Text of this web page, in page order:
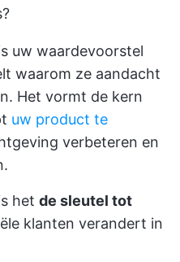
uw waardevoorstel
waarom ze aandacht
Het vormt de kern
uw product te
verbeteren en
het de sleutel tot
klanten verandert in